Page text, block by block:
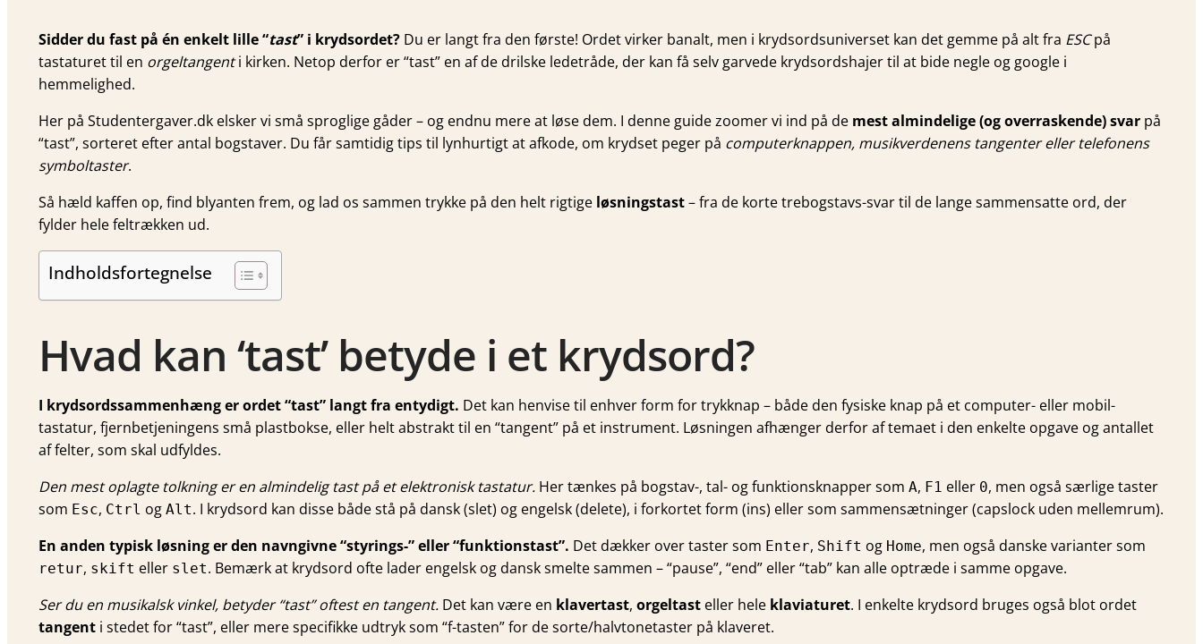
Sidder du fast på én enkelt lille “tast” i krydsordet? Du er langt fra den første! Ordet virker banalt, men i krydsordsuniverset kan det gemme på alt fra ESCpå
tastaturet til en orgeltangenti kirken. Netop derfor er “tast” en af de drilske ledetråde, der kan få selv garvede krydsordshajer til at bide negle og google i
hemmelighed.
Her på Studentergaver.dk elsker vi små sproglige gåder – og endnu mere at løse dem. I denne guide zoomer vi ind på de mest almindelige (og overraskende) svar på
“tast”, sorteret efter antal bogstaver. Du får samtidig tips til lynhurtigt at afkode, om krydset peger på computerknappen, musik­verdenens tangenter eller telefonens
symboltaster.
Så hæld kaffen op, find blyanten frem, og lad os sammen trykke på den helt rigtige løsningstast– fra de korte trebogstavs-svar til de lange sammensatte ord, der
fylder hele feltrækken ud.
Indholdsfortegnelse
Hvad kan ‘tast’ betyde i et krydsord?
I krydsordssammenhæng er ordet “tast” langt fra entydigt. Det kan henvise til enhver form for trykknap – både den fysiske knap på et computer- eller mobil­
tastatur, fjernbetjeningens små plastbokse, eller helt abstrakt til en “tangent” på et instrument. Løsningen afhænger derfor af temaet i den enkelte opgave og antallet
af felter, som skal udfyldes.
Den mest oplagte tolkning er en almindelig tast på et elektronisk tastatur. Her tænkes på bogstav-, tal- og funktionsknapper som A, F1 eller 0, men også særlige taster
som Esc, Ctrl og Alt. I krydsord kan disse både stå på dansk (slet) og engelsk (delete), i forkortet form (ins) eller som sammensætninger (capslock uden mellemrum).
En anden typisk løsning er den navngivne “styrings-” eller “funktionstast”. Det dækker over taster som Enter, Shift og Home, men også danske varianter som
retur, skift eller slet. Bemærk at krydsord ofte lader engelsk og dansk smelte sammen – “pause”, “end” eller “tab” kan alle optræde i samme opgave.
Ser du en musikalsk vinkel, betyder “tast” oftest en tangent. Det kan være en klavertast, orgeltast eller hele klaviaturet. I enkelte krydsord bruges også blot ordet
tangent i stedet for “tast”, eller mere specifikke udtryk som “f-tasten” for de sorte/halvtonetaster på klaveret.